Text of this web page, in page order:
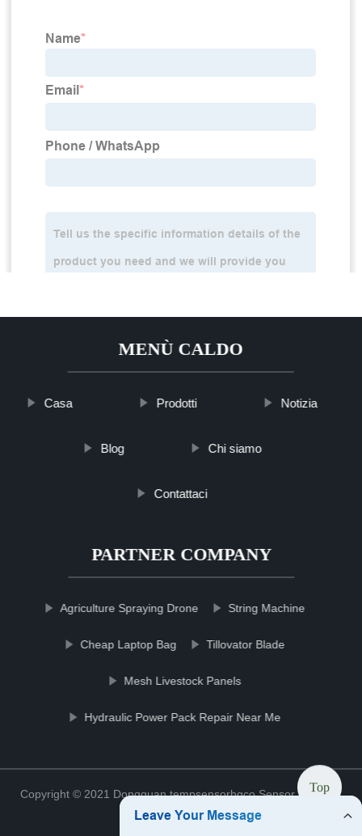
MENÙ CALDO
Casa Prodotti Notizia
Blog Chi siamo
Contattaci
PARTNER COMPANY
Agriculture Spraying Drone String Machine
Cheap Laptop Bag Tillovator Blade
Mesh Livestock Panels
Hydraulic Power Pack Repair Near Me
Copyright © 2021 Dongguan tempsensorhgco Sensor Co., Ltd.
Sitemap
Top